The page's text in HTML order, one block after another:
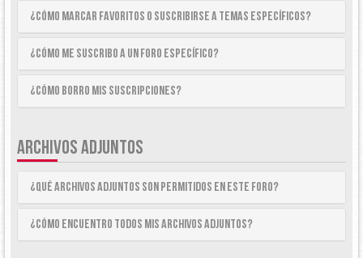
¿Cómo marcar Favoritos o suscribirse a temas específicos?
¿Cómo me suscribo a un foro específico?
¿Cómo borro mis suscripciones?
ARCHIVOS ADJUNTOS
¿Qué archivos adjuntos son permitidos en este foro?
¿Cómo encuentro todos mis archivos adjuntos?